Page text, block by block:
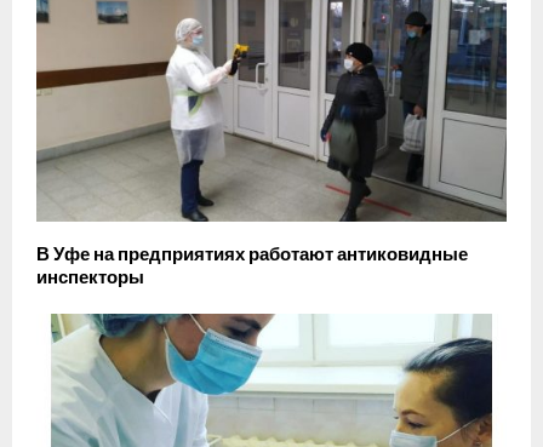
В Уфе на предприятиях работают антиковидные
инспекторы